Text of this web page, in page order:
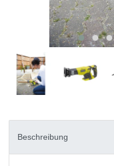
Beschreibung